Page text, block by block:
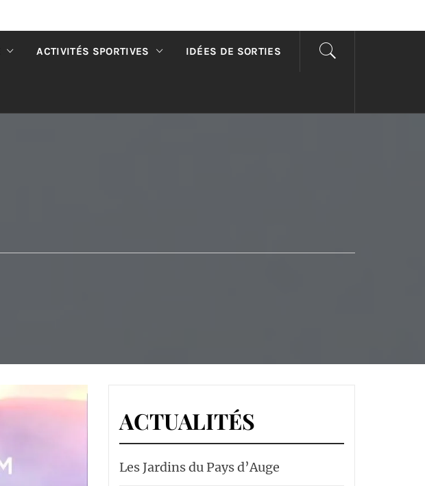
ACTIVITÉS SPORTIVES IDÉES DE SORTIES
ACTUALITÉS
Les Jardins du Pays d’Auge